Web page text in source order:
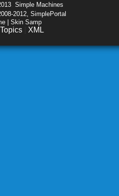
Simple Machines
2012, SimplePortal
| Skin Samp
Topics XML